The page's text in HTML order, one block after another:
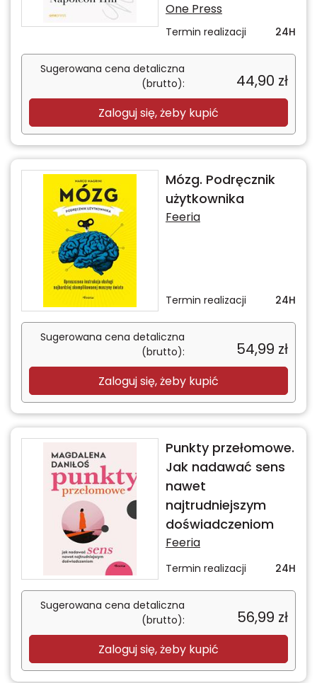
satysfakcji
One Press
Termin realizacji 24H
Sugerowana cena detaliczna
(brutto):
44,90 zł
Zaloguj się, żeby kupić
Mózg. Podręcznik
użytkownika
Feeria
Termin realizacji 24H
Sugerowana cena detaliczna
(brutto):
54,99 zł
Zaloguj się, żeby kupić
Punkty przełomowe.
Jak nadawać sens
nawet
najtrudniejszym
doświadczeniom
Feeria
Termin realizacji 24H
Sugerowana cena detaliczna
(brutto):
56,99 zł
Zaloguj się, żeby kupić